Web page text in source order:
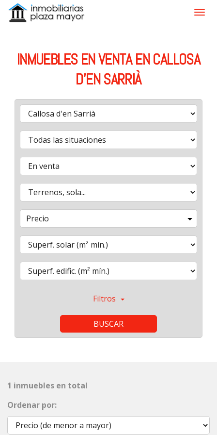
INMUEBLES EN VENTA EN CALLOSA
D'EN SARRIÀ
Precio
Filtros
BUSCAR
1 inmuebles en total
Ordenar por: